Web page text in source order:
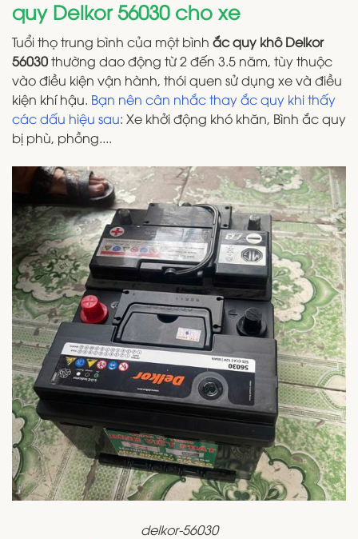
quy Delkor 56030 cho xe
Tuổi thọ trung bình của một bình ắc quy khôDelkor
56030thường dao động từ 2 đến 3.5 năm, tùy thuộc
vào điều kiện vận hành, thói quen sử dụng xe và điều
kiện khí hậu. Bạn nên cân nhắc thay ắc quy khi thấy
các dấu hiệu sau: Xe khởi động khó khăn, Bình ắc quy
bị phù, phồng....
delkor-56030